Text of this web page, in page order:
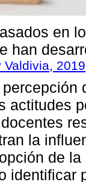
en
han
2019
actitudes
la
de
identificar